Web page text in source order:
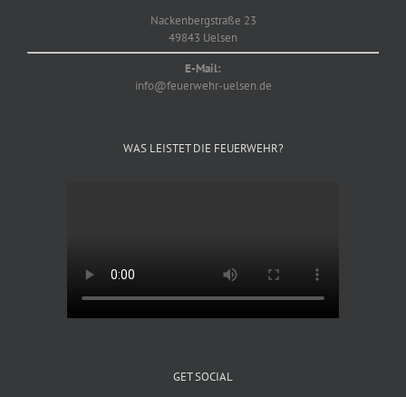
Nackenbergstraße 23
49843 Uelsen
E-Mail:
info@feuerwehr-uelsen.de
WAS LEISTET DIE FEUERWEHR?
GET SOCIAL